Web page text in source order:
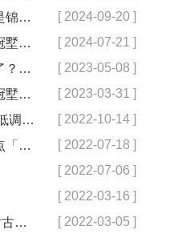
寺庙门窗都喜欢采用雕刻描金，是锦上添花吗？【冠墅阳光】 [ 2024-09-20 ]
法式轻奢风门窗到底好不好？【冠墅阳光】 [ 2024-07-21 ]
南京鸡鸣红木纹色仿古门窗出圈了？【冠墅阳光】 [ 2023-05-08 ]
酒店建筑设计中的民国风门窗【冠墅阳光】 [ 2023-03-31 ]
在农村建这样大落地窗的房子,想低调都难吧【冠墅阳光】 [ 2022-10-14 ]
中式别墅设计装修时需要注意的点「冠墅阳光」 [ 2022-07-18 ]
[ 2022-07-06 ]
[ 2022-03-16 ]
云南建水240平自建房窗纱一体仿古门窗完工「冠墅阳光」 [ 2022-03-05 ]